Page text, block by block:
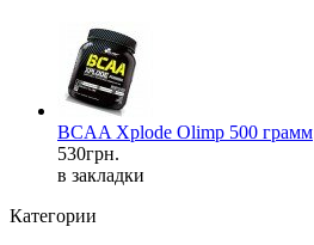
BCAA Xplode Olimp 500 грамм
530грн.
в закладки
Категории